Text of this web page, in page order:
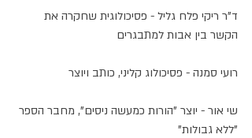
ד"ר ריקי פלח גליל - פסיכולוגית שחקרה את
הקשר בין אבות למתבגרים
רועי סמנה - פסיכולוג קליני, כותב ויוצר
שי אור - יוצר "הורות כמעשה ניסים", מחבר הספר
"ללא גבולות"